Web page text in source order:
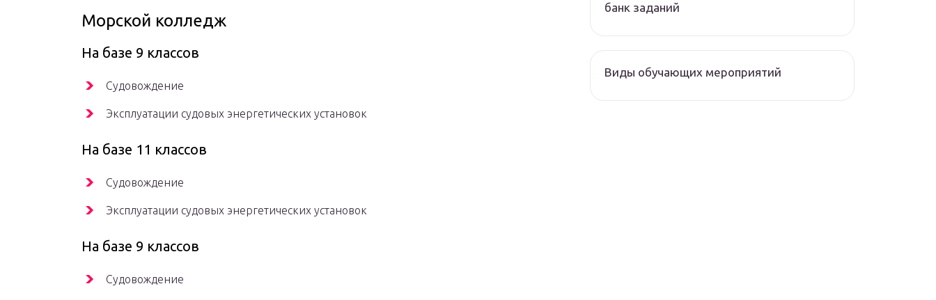
Морской колледж
На базе 9 классов
Судовождение
Эксплуатации судовых энергетических установок
На базе 11 классов
Судовождение
Эксплуатации судовых энергетических установок
На базе 9 классов
Судовождение
банк заданий
Виды обучающих мероприятий